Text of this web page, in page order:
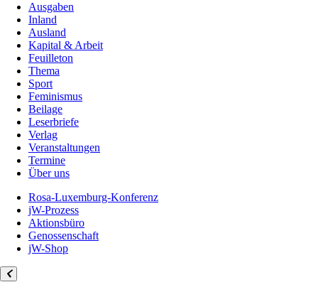
Ausgaben
Inland
Ausland
Kapital & Arbeit
Feuilleton
Thema
Sport
Feminismus
Beilage
Leserbriefe
Verlag
Veranstaltungen
Termine
Über uns
Rosa-Luxemburg-Konferenz
jW-Prozess
Aktionsbüro
Genossenschaft
jW-Shop